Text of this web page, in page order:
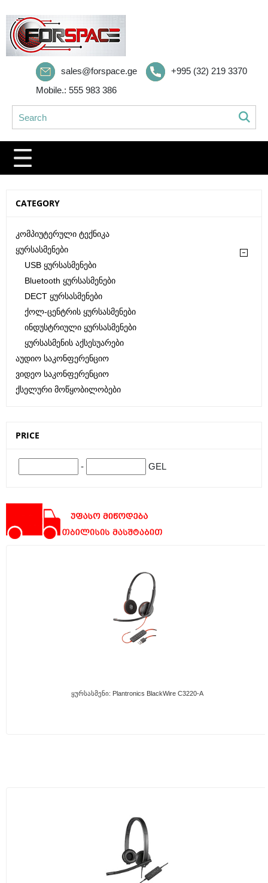
sales@forspace.ge
+995 (32) 219 3370
Mobile.: 555 983 386
CATEGORY
Კომპიუტერული Ტექნიკა
Ყურსასმენები
USB Ყურსასმენები
Bluetooth Ყურსასმენები
DECT Ყურსასმენები
Ქოლ-Ცენტრის Ყურსასმენები
Ინდუსტრიული Ყურსასმენები
Ყურსასმენის Აქსესუარები
Აუდიო Საკონფერენციო
Ვიდეო Საკონფერენციო
Ქსელური Მოწყობილობები
PRICE
- GEL
Ყურსასმენი: Plantronics BlackWire C3220-A